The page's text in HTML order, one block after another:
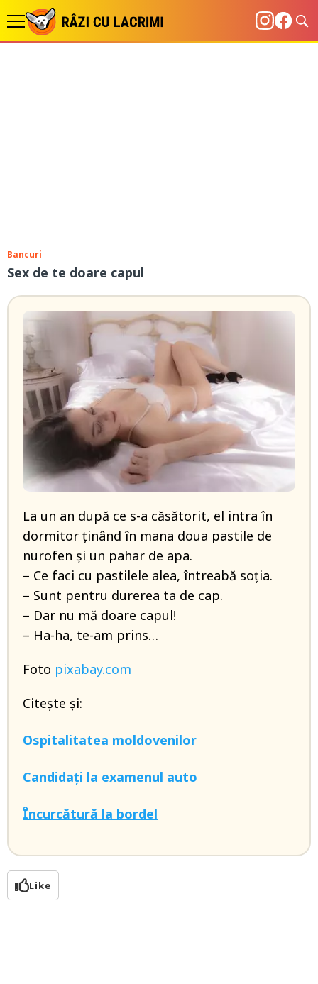
Bancuri
Sex de te doare capul
La un an după ce s-a căsătorit, el intra în
dormitor ținând în mana doua pastile de
nurofen și un pahar de apa.
– Ce faci cu pastilele alea, întreabă soția.
– Sunt pentru durerea ta de cap.
– Dar nu mă doare capul!
– Ha-ha, te-am prins…
Foto pixabay.com
Citește și:
Ospitalitatea moldovenilor
Candidați la examenul auto
Încurcătură la bordel
Like